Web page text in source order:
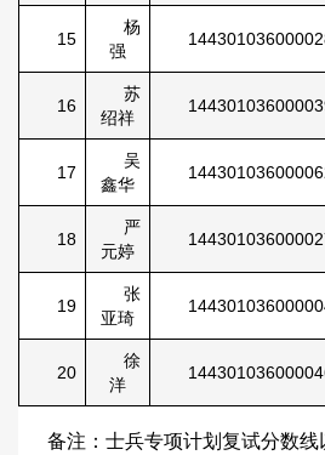
15
杨
强
16
苏
绍祥
17
吴
鑫华
18
严
元婷
19
张
亚琦
20
徐
洋
备注：士兵专项计划复试分数